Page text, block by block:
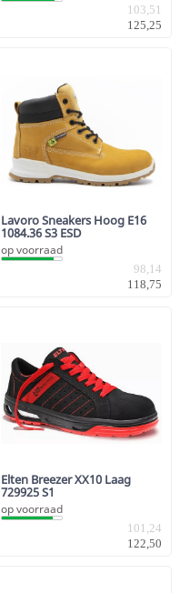
103,51
125,25
Lavoro Sneakers Hoog E16
1084.36 S3 ESD
op voorraad
98,14
118,75
Elten Breezer XX10 Laag
729925 S1
op voorraad
101,24
122,50